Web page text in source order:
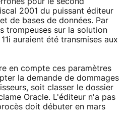
2001 du puissant éditeur
de bases de données. Par
trompeuses sur la solution
auraient été transmises aux
en compte ces paramètres
la demande de dommages
soit classer le dossier
Oracle. L'éditeur n'a pas
doit débuter en mars